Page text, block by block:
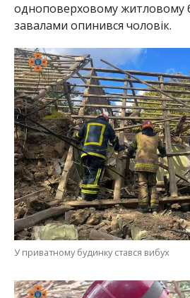
У приватному будинку стався вибух
На допомогу прийшли 11 рятувальників